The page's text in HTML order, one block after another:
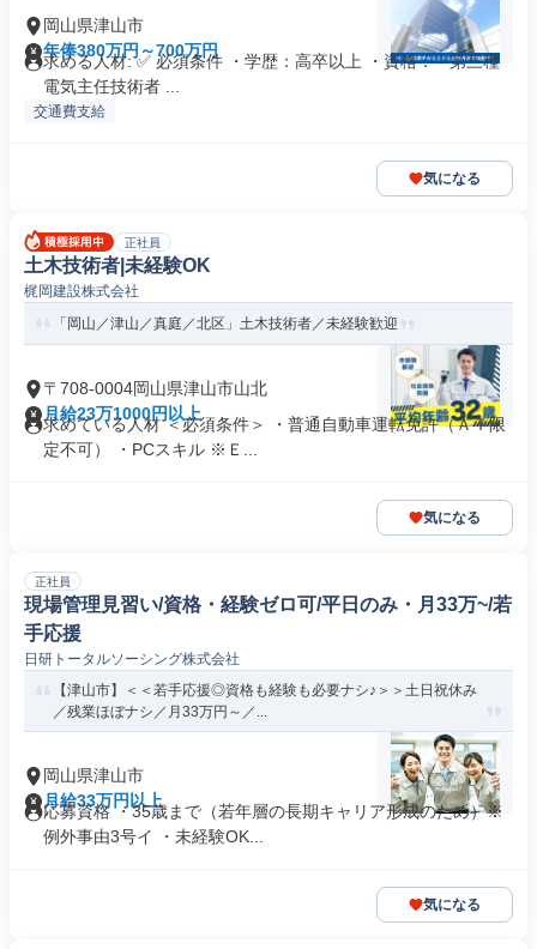
岡山県津山市
年俸380万円～700万円
求める人材: ✅ 必須条件 ・学歴：高卒以上 ・資格： - 第三種
電気主任技術者 ...
交通費支給
気になる
正社員
土木技術者|未経験OK
梶岡建設株式会社
「岡山／津山／真庭／北区」土木技術者／未経験歓迎
〒708-0004岡山県津山市山北
月給23万1000円以上
求めている人材 ＜必須条件＞ ・普通自動車運転免許（ＡＴ限
定不可） ・PCスキル ※Ｅ...
気になる
正社員
現場管理見習い/資格・経験ゼロ可/平日のみ・月33万~/若
手応援
日研トータルソーシング株式会社
【津山市】＜＜若手応援◎資格も経験も必要ナシ♪＞＞土日祝休み
／残業ほぼナシ／月33万円～／...
岡山県津山市
月給33万円以上
応募資格 ・35歳まで（若年層の長期キャリア形成のため）※
例外事由3号イ ・未経験OK...
気になる